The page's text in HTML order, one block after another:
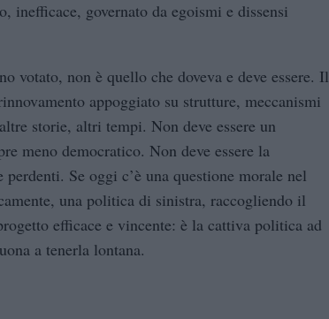
inefficace, governato da egoismi e dissensi
votato, non è quello che doveva e deve essere. Il
appoggiato su strutture, meccanismi
storie, altri tempi. Non deve essere un
meno democratico. Non deve essere la
Se oggi c’è una questione morale nel
una politica di sinistra, raccogliendo il
efficace e vincente: è la cattiva politica ad
a tenerla lontana.